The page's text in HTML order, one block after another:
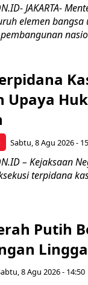
JAKARTA-
elemen
Upaya
Sabtu, 8 Agu 2026 -
– Kejaksaan
terpidana
Putih
8 Agu 2026 - 14:50